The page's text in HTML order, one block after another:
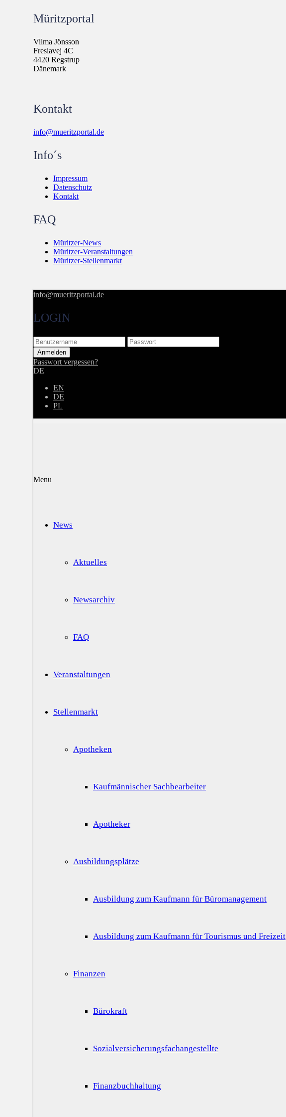
Müritzportal
Vilma Jönsson
Fresiavej 4C
4420 Regstrup
Dänemark
Kontakt
info@mueritzportal.de
Info´s
Impressum
Datenschutz
Kontakt
FAQ
Müritzer-News
Müritzer-Veranstaltungen
Müritzer-Stellenmarkt
info@mueritzportal.de
LOGIN
Passwort vergessen?
DE
EN
DE
PL
Menu
News
Aktuelles
Newsarchiv
FAQ
Veranstaltungen
Stellenmarkt
Apotheken
Kaufmännischer Sachbearbeiter
Apotheker
Ausbildungsplätze
Ausbildung zum Kaufmann für Büromanagement
Ausbildung zum Kaufmann für Tourismus und Freizeit
Finanzen
Bürokraft
Sozialversicherungsfachangestellte
Finanzbuchhaltung